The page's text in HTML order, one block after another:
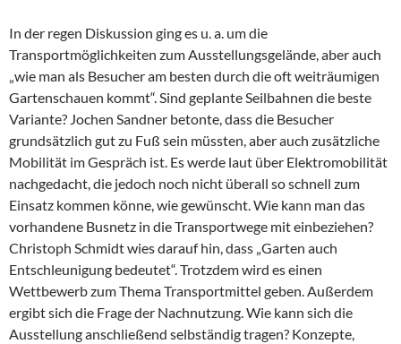
In der regen Diskussion ging es u. a. um die
Transportmöglichkeiten zum Ausstellungsgelände, aber auch
„wie man als Besucher am besten durch die oft weiträumigen
Gartenschauen kommt“. Sind geplante Seilbahnen die beste
Variante? Jochen Sandner betonte, dass die Besucher
grundsätzlich gut zu Fuß sein müssten, aber auch zusätzliche
Mobilität im Gespräch ist. Es werde laut über Elektromobilität
nachgedacht, die jedoch noch nicht überall so schnell zum
Einsatz kommen könne, wie gewünscht. Wie kann man das
vorhandene Busnetz in die Transportwege mit einbeziehen?
Christoph Schmidt wies darauf hin, dass „Garten auch
Entschleunigung bedeutet“. Trotzdem wird es einen
Wettbewerb zum Thema Transportmittel geben. Außerdem
ergibt sich die Frage der Nachnutzung. Wie kann sich die
Ausstellung anschließend selbständig tragen? Konzepte,